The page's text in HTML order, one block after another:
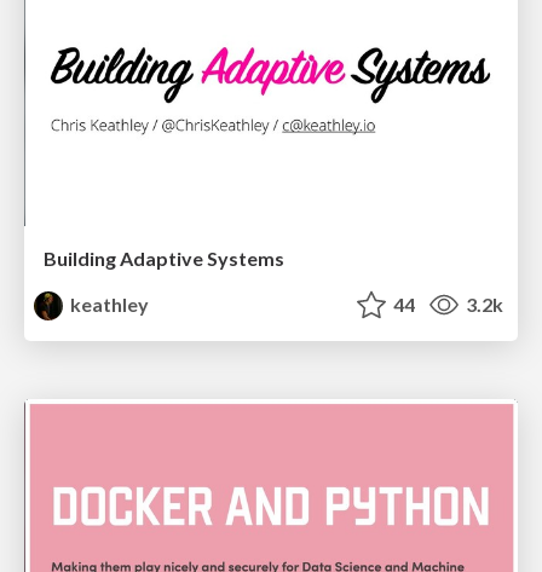
Building Adaptive Systems
keathley
44 3.2k